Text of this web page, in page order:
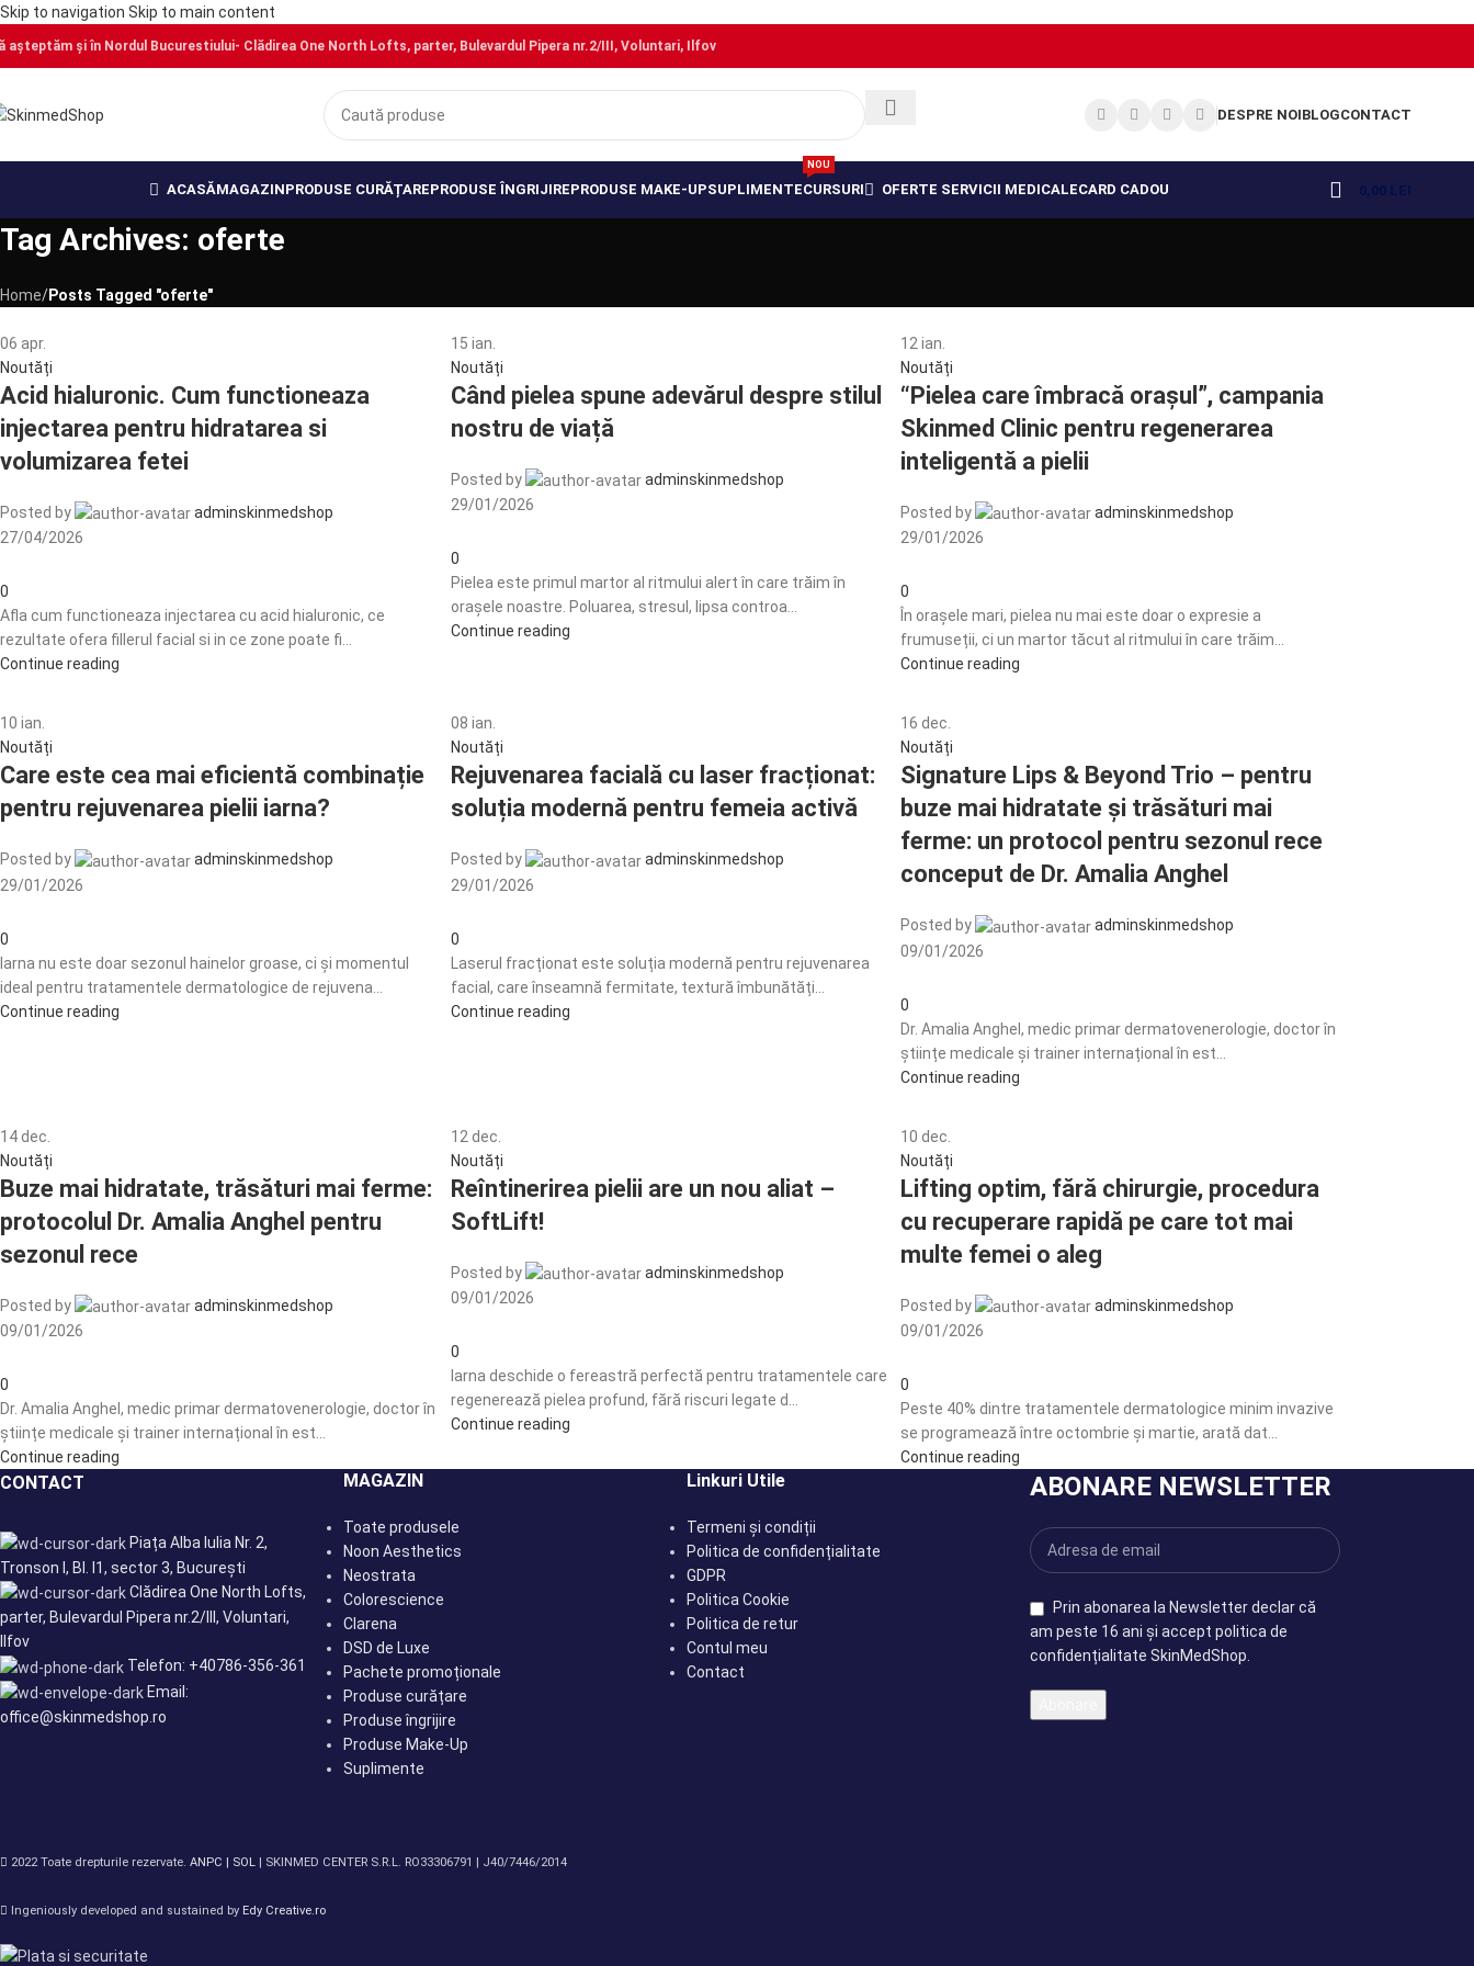
Skip to navigation Skip to main content
așteptăm și în Nordul Bucurestiului- Clădirea One North Lofts, parter, Bulevardul Pipera nr.2/III, Voluntari, Ilfov
DESPRE NOIBLOGCONTACT
ACASĂMAGAZINPRODUSE CURĂȚAREPRODUSE ÎNGRIJIREPRODUSE MAKE-UPSUPLIMENTECURSURI
NOU
OFERTE SERVICII MEDICALECARD CADOU 0,00 LEI
Tag Archives: oferte
Home/Posts Tagged "oferte"
06 apr.
Noutăți
Acid hialuronic. Cum functioneaza
injectarea pentru hidratarea si
volumizarea fetei
Posted by
adminskinmedshop
27/04/2026
0
Afla cum functioneaza injectarea cu acid hialuronic, ce
rezultate ofera fillerul facial si in ce zone poate fi...
Continue reading
15 ian.
Noutăți
Când pielea spune adevărul despre stilul
nostru de viață
Posted by
adminskinmedshop
29/01/2026
0
Pielea este primul martor al ritmului alert în care trăim în
orașele noastre. Poluarea, stresul, lipsa controa...
Continue reading
12ian.
Noutăți
“Pielea care îmbracă orașul”, campania
Skinmed Clinic pentru regenerarea
inteligentă a pielii
Posted by
adminskinmedshop
29/01/2026
0
În orașele mari, pielea nu mai este doar o expresie a
frumuseții, ci un martor tăcut al ritmului în care trăim...
Continue reading
10 ian.
Noutăți
Care este cea mai eficientă combinație
pentru rejuvenarea pielii iarna?
Posted by
adminskinmedshop
29/01/2026
0
Iarna nu este doar sezonul hainelor groase, ci și momentul
ideal pentru tratamentele dermatologice de rejuvena...
Continue reading
08 ian.
Noutăți
Rejuvenarea facială cu laser fracționat:
soluția modernă pentru femeia activă
Posted by
adminskinmedshop
29/01/2026
0
Laserul fracționat este soluția modernă pentru rejuvenarea
facial, care înseamnă fermitate, textură îmbunătăți...
Continue reading
16 dec.
Noutăți
Signature Lips & Beyond Trio – pentru
buze mai hidratate și trăsături mai
ferme: un protocol pentru sezonul rece
conceput de Dr. Amalia Anghel
Posted by
adminskinmedshop
09/01/2026
0
Dr. Amalia Anghel, medic primar dermatovenerologie, doctor în
științe medicale și trainer internațional în est...
Continue reading
14 dec.
Noutăți
Buze mai hidratate, trăsături mai ferme:
protocolul Dr. Amalia Anghel pentru
sezonul rece
Posted by
adminskinmedshop
09/01/2026
0
Dr. Amalia Anghel, medic primar dermatovenerologie, doctor în
științe medicale și trainer internațional în est...
Continue reading
12 dec.
Noutăți
Reîntinerirea pielii are un nou aliat –
SoftLift!
Posted by
adminskinmedshop
09/01/2026
0
Iarna deschide o fereastră perfectă pentru tratamentele care
regenerează pielea profund, fără riscuri legate d...
Continue reading
10 dec.
Noutăți
Lifting optim, fără chirurgie, procedura
cu recuperare rapidă pe care tot mai
multe femei o aleg
Posted by
adminskinmedshop
09/01/2026
0
Peste 40% dintre tratamentele dermatologice minim invazive
se programează între octombrie și martie, arată dat...
Continue reading
CONTACT
Piața Alba Iulia Nr. 2,
Tronson I, Bl. I1, sector 3, București
Clădirea One North Lofts,
parter, Bulevardul Pipera nr.2/III, Voluntari,
Ilfov
Telefon: +40786-356-361
Email:
office@skinmedshop.ro
MAGAZIN
Toate produsele
Noon Aesthetics
Neostrata
Colorescience
Clarena
DSD de Luxe
Pachete promoționale
Produse curățare
Produse îngrijire
Produse Make-Up
Suplimente
Linkuri Utile
Termeni și condiții
Politica de confidențialitate
GDPR
Politica Cookie
Politica de retur
Contul meu
Contact
ABONARE NEWSLETTER
Prin abonarea la Newsletter declar că
am peste 16 ani și accept politica de
confidențialitate SkinMedShop.
2022 Toate drepturile rezervate. ANPC | SOL | SKINMED CENTER S.R.L. RO33306791 | J40/7446/2014
Ingeniously developed and sustained by Edy Creative.ro